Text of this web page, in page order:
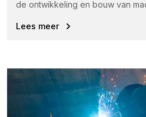
de ontwikkeling en bouw van
Lees meer